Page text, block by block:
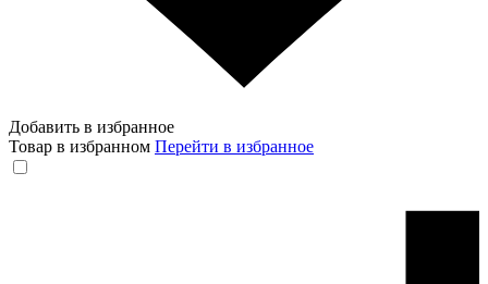
Добавить в избранное
Товар в избранном Перейти в избранное